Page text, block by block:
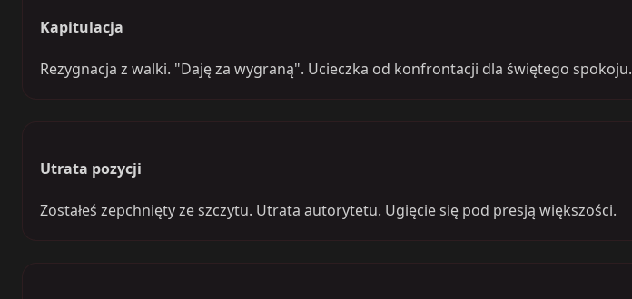
Kapitulacja
Rezygnacja z walki. "Daję za wygraną". Ucieczka od konfrontacji dla świętego spokoju.
Utrata pozycji
Zostałeś zepchnięty ze szczytu. Utrata autorytetu. Ugięcie się pod presją większości.